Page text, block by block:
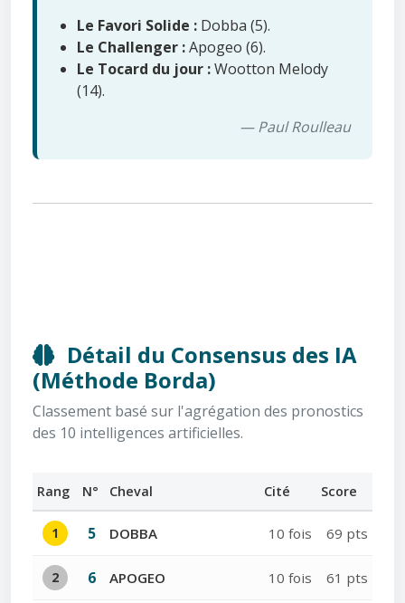
Le Favori Solide : Dobba (5).
Le Challenger :Apogeo (6).
Le Tocard du jour :Wootton Melody
(14).
— Paul Roulleau
Détail du Consensus des IA
(Méthode Borda)
Classement basé sur l'agrégation des pronostics
des 10 intelligences artificielles.
Rang N° Cheval Cité Score
1 5 DOBBA 10 fois 69 pts
2 6 APOGEO 10 fois 61 pts